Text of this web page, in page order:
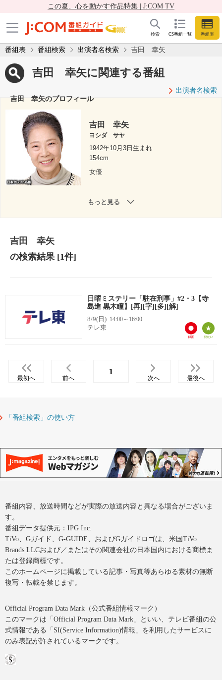
この夏、心を動かす作品特集 | J:COM TV
CS番組一覧 番組表
検索
番組表 番組検索 出演者名検索 吉田 幸矢
吉田 幸矢に関連する番組
出演者名検索
吉田 幸矢のプロフィール
吉田 幸矢
ヨシダ サヤ
1942年10月3日生まれ
154cm
女優
もっと見る
吉田 幸矢
の検索結果[1件]
日曜ミステリー「駐在刑事」#2・3【寺
島進 黒木瞳】[再][字][多][解]
8/9(日) 14:00～16:00
テレ東
最初へ 前へ
1
次へ 最後へ
「番組検索」の使い方
番組内容、放送時間などが実際の放送内容と異なる場合がございま
す。
番組データ提供元：IPG Inc.
TiVo、Gガイド、G-GUIDE、およびGガイドロゴは、米国TiVo
Brands LLCおよび／またはその関連会社の日本国内における商標ま
たは登録商標です。
このホームページに掲載している記事・写真等あらゆる素材の無断
複写・転載を禁じます。
Official Program Data Mark（公式番組情報マーク）
このマークは「Official Program Data Mark」といい、テレビ番組の公
式情報である「SI(Service Information)情報」を利用したサービスに
のみ表記が許されているマークです。